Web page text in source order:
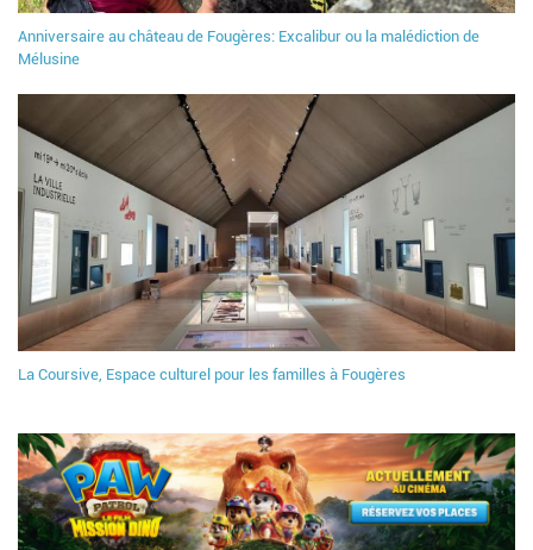
Anniversaire au château de Fougères: Excalibur ou la malédiction de
Mélusine
La Coursive, Espace culturel pour les familles à Fougères